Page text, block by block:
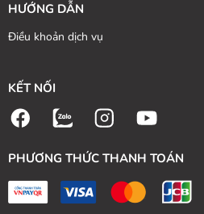
HƯỚNG DẪN
Điều khoản dịch vụ
KẾT NỐI
PHƯƠNG THỨC THANH TOÁN